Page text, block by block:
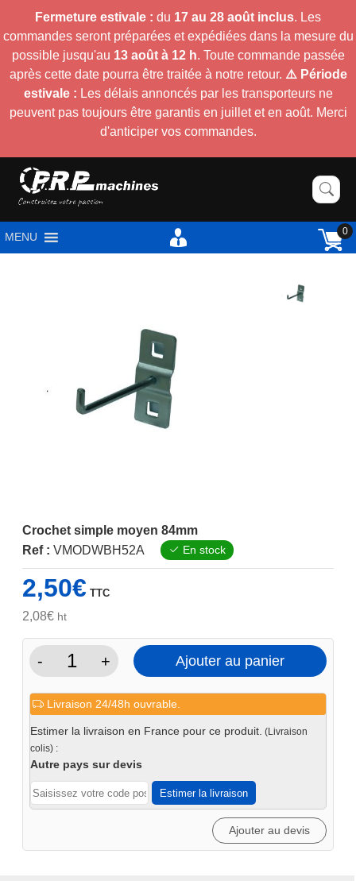
Fermeture estivale : du 17 au 28 août inclus. Les
commandes seront préparées et expédiées dans la mesure du
possible jusqu'au 13 août à 12 h. Toute commande passée
après cette date pourra être traitée à notre retour. ⚠️ Période
estivale : Les délais annoncés par les transporteurs ne
peuvent pas toujours être garantis en juillet et en août. Merci
d'anticiper vos commandes.
MENU 0
Crochet simple moyen 84mm
Ref : VMODWBH52A En stock
2,50€ TTC
2,08€ht
-
quantité
Crochet
simple
84mm
+ Ajouter au panier
Livraison 24/48h ouvrable.
Estimer la livraison en France pour ce produit. (Livraison
colis) :
Autre pays sur devis
Estimer la livraison
Ajouter au devis